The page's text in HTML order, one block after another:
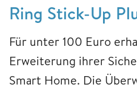
Ring Stick-Up
Für unter 100 Euro
Erweiterung ihrer
Smart Home. Die